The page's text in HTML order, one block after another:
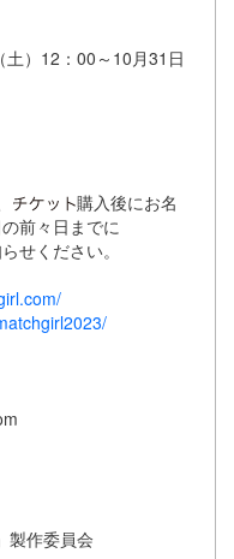
）12：00～10月31日
購入後にお名
前々日までに
せください。
製作委員会